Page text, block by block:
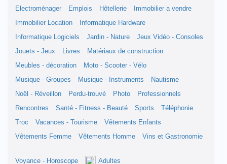
Electroménager
Emplois Hôtellerie
Immobilier a vendre
Immobilier Location
Informatique Hardware
Informatique Logiciels
Jardin - Nature
Jeux Vidéo - Consoles
Jouets - Jeux
Livres
Matériaux de construction
Meubles - décoration
Moto - Scooter - Vélo
Musique - Groupes
Musique - Instruments
Nautisme
Noël - Réveillon
Perdu-trouvé Photo
Professionnels
Rencontres
Santé - Fitness - Beauté Sports
Téléphonie
Troc
Vacances - Tourisme
Vêtements Enfants
Vêtements Femme
Vêtements Homme Vins et Gastronomie
Voyance - Horoscope Adultes